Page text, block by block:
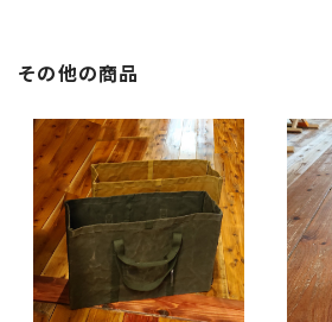
その他の商品